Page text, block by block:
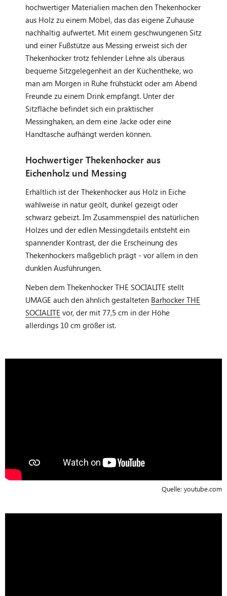
hochwertiger Materialien machen den Thekenhocker
aus Holz zu einem Möbel, das das eigene Zuhause
nachhaltig aufwertet. Mit einem geschwungenen Sitz
und einer Fußstütze aus Messing erweist sich der
Thekenhocker trotz fehlender Lehne als überaus
bequeme Sitzgelegenheit an der Küchentheke, wo
man am Morgen in Ruhe frühstückt oder am Abend
Freunde zu einem Drink empfängt. Unter der
Sitzfläche befindet sich ein praktischer
Messinghaken, an dem eine Jacke oder eine
Handtasche aufhängt werden können.
Hochwertiger Thekenhocker aus
Eichenholz und Messing
Erhältlich ist der Thekenhocker aus Holz in Eiche
wahlweise in natur geölt, dunkel gezeigt oder
schwarz gebeizt. Im Zusammenspiel des natürlichen
Holzes und der edlen Messingdetails entsteht ein
spannender Kontrast, der die Erscheinung des
Thekenhockers maßgeblich prägt - vor allem in den
dunklen Ausführungen.
Neben dem Thekenhocker THE SOCIALITE stellt
UMAGE auch den ähnlich gestalteten Barhocker THE
SOCIALITE vor, der mit 77,5 cm in der Höhe
allerdings 10 cm größer ist.
Quelle: youtube.com